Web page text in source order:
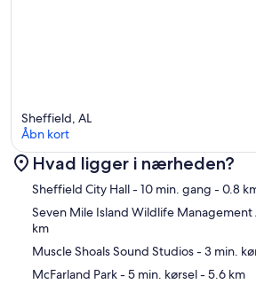
Kort
Sheffield, AL
Åbn kort
Hvad ligger i nærheden?
Sheffield City Hall- 10 min. gang - 0.8
Seven Mile Island Wildlife Management
km
Muscle Shoals Sound Studios- 3 min.
McFarland Park- 5 min. kørsel- 5.6 km